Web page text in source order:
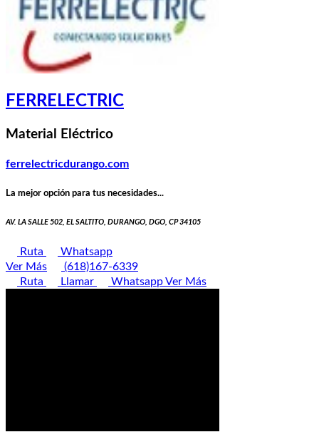
FERRELECTRIC
Material Eléctrico
ferrelectricdurango.com
La mejor opción para tus necesidades...
AV. LA SALLE 502, EL SALTITO, DURANGO, DGO, CP 34105
Ruta
Whatsapp
Ver Más
(618)167-6339
Ruta
Llamar WhatsappVer Más